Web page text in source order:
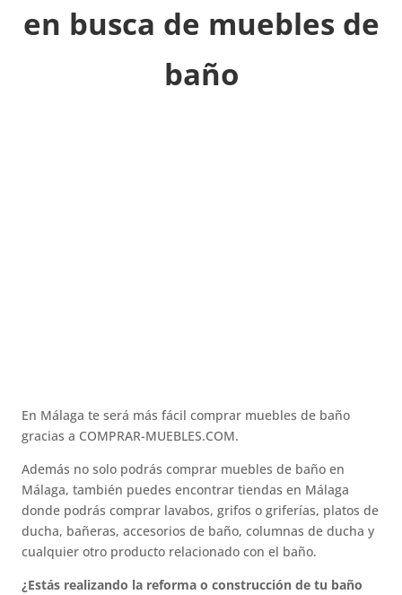
en busca de muebles de
baño
En Málaga te será más fácil comprar muebles de baño
gracias a COMPRAR-MUEBLES.COM.
Además no solo podrás comprar muebles de baño en
Málaga, también puedes encontrar tiendas en Málaga
donde podrás comprar lavabos, grifos o griferías, platos de
ducha, bañeras, accesorios de baño, columnas de ducha y
cualquier otro producto relacionado con el baño.
¿Estás realizando la reforma o construcción de tu baño